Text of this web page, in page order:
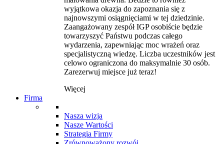
wyjątkowa okazja do zapoznania się z
najnowszymi osiągnięciami w tej dziedzinie.
Zaangażowany zespół IGP osobiście będzie
towarzyszyć Państwu podczas całego
wydarzenia, zapewniając moc wrażeń oraz
specjalistyczną wiedzę. Liczba uczestników jest
celowo ograniczona do maksymalnie 30 osób.
Zarezerwuj miejsce już teraz!
Więcej
Firma
Nasza wizja
Nasze Wartości
Strategia Firmy